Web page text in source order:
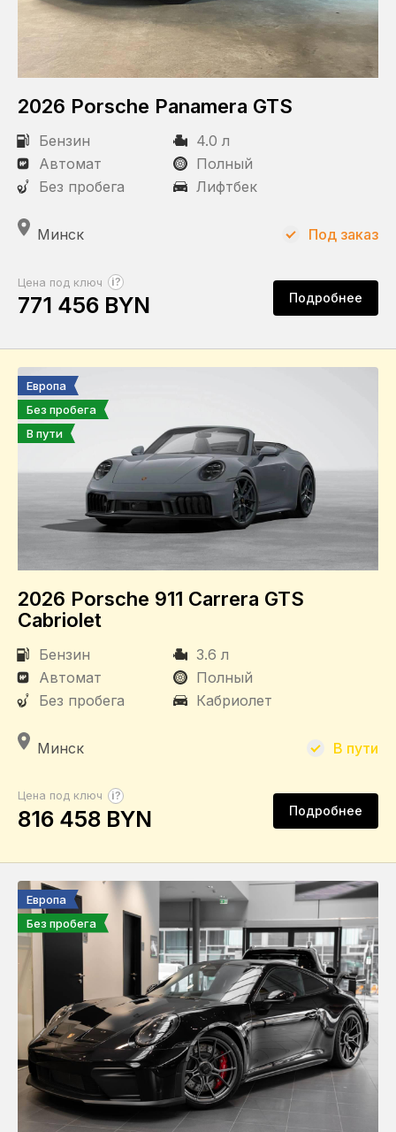
Объем двигателя
С пробегом
Статус
В наличии
В пути
Пробег
КПП
Автомат
Полный
Задний
2026 Porsche Panamera GTS
Бензин
4.0 л
Автомат
Полный
Без пробега
Лифтбек
Минск
Цена под ключ ?
771 456 BYN Подробнее
Под заказ
Европа
Без пробега
В пути
2026 Porsche 911 Carrera GTS
Cabriolet
Бензин
3.6 л
Автомат
Полный
Без пробега
Кабриолет
Минск
Цена под ключ ?
816 458 BYN Подробнее
В пути
Европа
Без пробега